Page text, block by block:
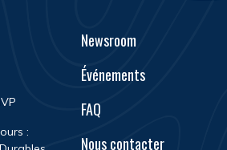
:
Newsroom
Événements
FAQ
Nous contacter